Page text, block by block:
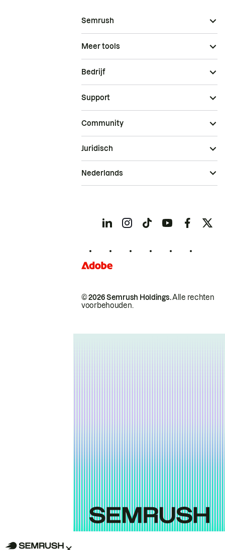
Semrush
Meer tools
Bedrijf
Support
Community
© 2026 Semrush Holdings.Alle rechten
voorbehouden.
Juridisch
Nederlands